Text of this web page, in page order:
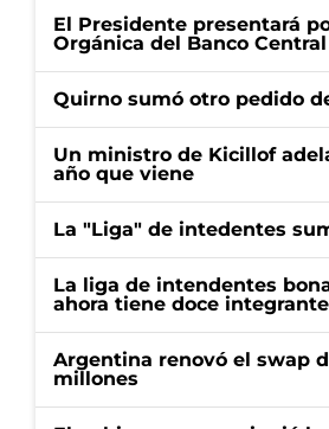
El Presidente presentará
Orgánica del Banco Central
Quirno sumó otro pedido
Un ministro de Kicillof
año que viene
La "Liga" de intedentes
La liga de intendentes
ahora tiene doce
Argentina renovó el swap
millones